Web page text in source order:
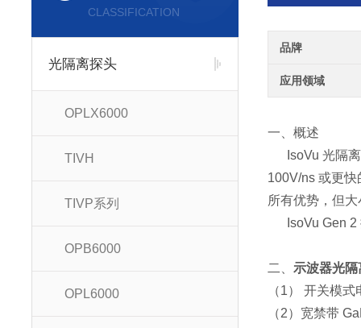
CLASSIFICATION
光隔离探头
OPLX6000
TIVH
TIVP系列
OPB6000
OPL6000
品牌
应用领域
一、概述
IsoVu 光隔离
100V/ns 或更
所有优势，但
IsoVu Gen 2
二、示波器光
（1） 开关模
（2）宽禁带